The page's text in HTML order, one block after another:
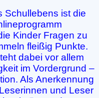
Schullebens ist die
Kinder Fragen zu
fleißig Punkte.
dabei vor allem
im Vordergrund –
Als Anerkennung
und Leser